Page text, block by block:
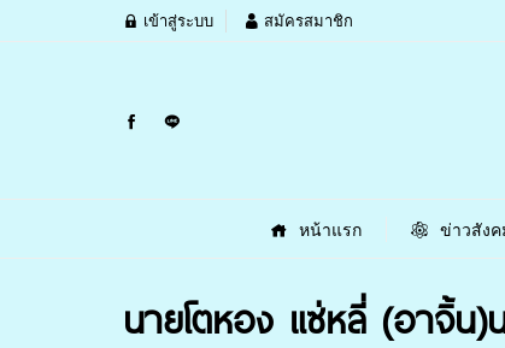
เข้าสู่ระบบ สมัครสมาชิก
หน้าแรก ข่าวสังค
นายโตหอง แซ่หลี่ (อาจิ้น)